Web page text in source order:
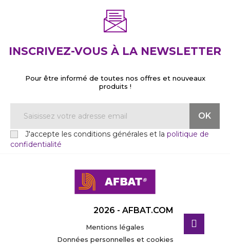
INSCRIVEZ-VOUS À LA NEWSLETTER
Pour être informé de toutes nos offres et nouveaux
produits !
J'accepte les conditions générales et la politique de
confidentialité
2026 - AFBAT.COM
Mentions légales
Données personnelles et cookies